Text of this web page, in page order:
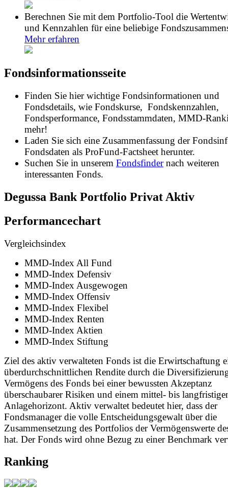
Berechnen Sie mit dem Portfolio-Tool die
und Kennzahlen für eine beliebige
Mehr erfahren
Fondsinformationsseite
Finden Sie hier wichtige Fondsinformationen und
Fondsdetails, wie Fondskurse, Fondskennzahlen,
Fondsperformance, Fondsstammdaten, MMD-
mehr!
Laden Sie sich eine Zusammenfassung der
Fondsdaten als ProFund-Factsheet herunter.
Suchen Sie in unserem Fondsfindernach weiteren
interessanten Fonds.
Degussa Bank Portfolio Privat Aktiv
Performancechart
Vergleichsindex
MMD-Index All Fund
MMD-Index Defensiv
MMD-Index Ausgewogen
MMD-Index Offensiv
MMD-Index Flexibel
MMD-Index Renten
MMD-Index Aktien
MMD-Index Stiftung
Ziel des aktiv verwalteten Fonds ist die Erwirtschaftung
überdurchschnittlichen Rendite durch die
Vermögens des Fonds bei einer bewussten Akzeptanz
überschaubarer Risiken und einem mittel- bis
Anlagehorizont. Aktiv verwaltet bedeutet hier, dass der
Fondsmanager die volle Entscheidungsgewalt über die
Zusammensetzung des Portfolios der Vermögenswerte
hat. Der Fonds wird ohne Bezug zu einer Benchmark
Ranking